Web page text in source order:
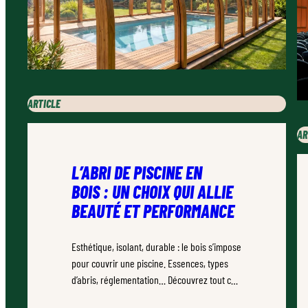
ARTICLE
L’ABRI DE PISCINE EN
BOIS : UN CHOIX QUI ALLIE
BEAUTÉ ET PERFORMANCE
Esthétique, isolant, durable : le bois s’impose
pour couvrir une piscine. Essences, types
d’abris, réglementation… Découvrez tout ce